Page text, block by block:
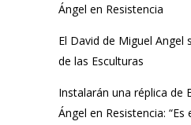
Ángel en Resistencia
El David de Miguel Angel
de las Esculturas
Instalarán una réplica de
Ángel en Resistencia: